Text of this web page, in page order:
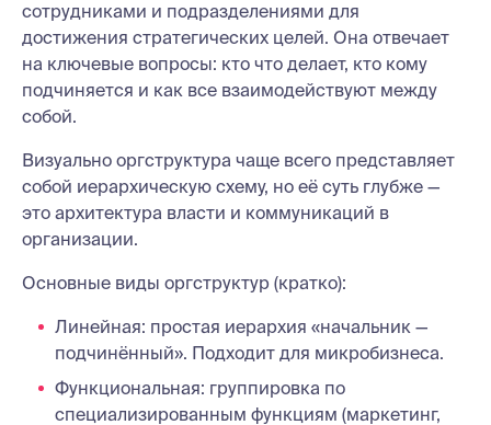
сотрудниками и подразделениями для
достижения стратегических целей. Она отвечает
на ключевые вопросы: кто что делает, кто кому
подчиняется и как все взаимодействуют между
собой.
Визуально оргструктура чаще всего представляет
собой иерархическую схему, но её суть глубже —
это архитектура власти и коммуникаций в
организации.
Основные виды оргструктур (кратко):
Линейная: простая иерархия «начальник —
подчинённый». Подходит для микробизнеса.
Функциональная: группировка по
специализированным функциям (маркетинг,